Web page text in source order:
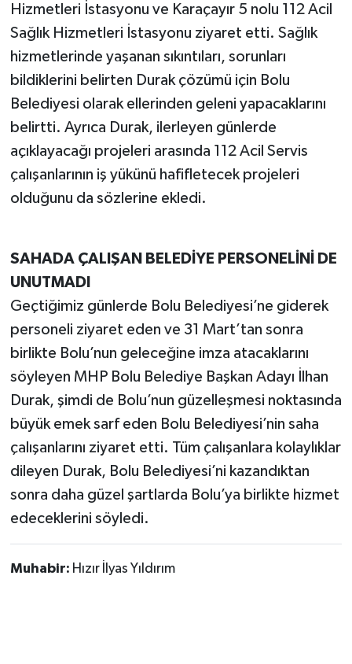
Hizmetleri İstasyonu ve Karaçayır 5 nolu 112 Acil
Sağlık Hizmetleri İstasyonu ziyaret etti. Sağlık
hizmetlerinde yaşanan sıkıntıları, sorunları
bildiklerini belirten Durak çözümü için Bolu
Belediyesi olarak ellerinden geleni yapacaklarını
belirtti. Ayrıca Durak, ilerleyen günlerde
açıklayacağı projeleri arasında 112 Acil Servis
çalışanlarının iş yükünü hafifletecek projeleri
olduğunu da sözlerine ekledi.
SAHADA ÇALIŞAN BELEDİYE PERSONELİNİ DE
UNUTMADI
Geçtiğimiz günlerde Bolu Belediyesi’ne giderek
personeli ziyaret eden ve 31 Mart’tan sonra
birlikte Bolu’nun geleceğine imza atacaklarını
söyleyen MHP Bolu Belediye Başkan Adayı İlhan
Durak, şimdi de Bolu’nun güzelleşmesi noktasında
büyük emek sarf eden Bolu Belediyesi’nin saha
çalışanlarını ziyaret etti. Tüm çalışanlara kolaylıklar
dileyen Durak, Bolu Belediyesi’ni kazandıktan
sonra daha güzel şartlarda Bolu’ya birlikte hizmet
edeceklerini söyledi.
Muhabir: Hızır İlyas Yıldırım